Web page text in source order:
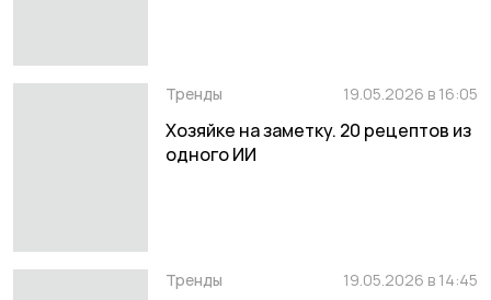
Тренды 19.05.2026 в 16:05
Хозяйке на заметку. 20 рецептов из
одного ИИ
Тренды 19.05.2026 в 14:45